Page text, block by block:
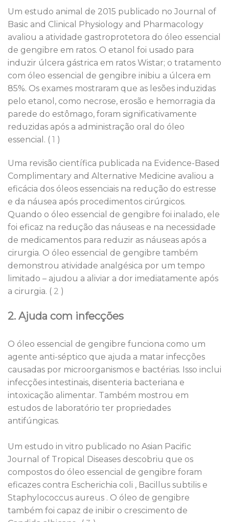
Um estudo animal de 2015 publicado no Journal of
Basic and Clinical Physiology and Pharmacology
avaliou a atividade gastroprotetora do óleo essencial
de gengibre em ratos. O etanol foi usado para
induzir úlcera gástrica em ratos Wistar; o tratamento
com óleo essencial de gengibre inibiu a úlcera em
85%. Os exames mostraram que as lesões induzidas
pelo etanol, como necrose, erosão e hemorragia da
parede do estômago, foram significativamente
reduzidas após a administração oral do óleo
essencial. ( 1 )
Uma revisão científica publicada na Evidence-Based
Complimentary and Alternative Medicine avaliou a
eficácia dos óleos essenciais na redução do estresse
e da náusea após procedimentos cirúrgicos.
Quando o óleo essencial de gengibre foi inalado, ele
foi eficaz na redução das náuseas e na necessidade
de medicamentos para reduzir as náuseas após a
cirurgia. O óleo essencial de gengibre também
demonstrou atividade analgésica por um tempo
limitado – ajudou a aliviar a dor imediatamente após
a cirurgia. ( 2 )
2. Ajuda com infecções
O óleo essencial de gengibre funciona como um
agente anti-séptico que ajuda a matar infecções
causadas por microorganismos e bactérias. Isso inclui
infecções intestinais, disenteria bacteriana e
intoxicação alimentar. Também mostrou em
estudos de laboratório ter propriedades
antifúngicas.
Um estudo in vitro publicado no Asian Pacific
Journal of Tropical Diseases descobriu que os
compostos do óleo essencial de gengibre foram
eficazes contra Escherichia coli , Bacillus subtilis e
Staphylococcus aureus . O óleo de gengibre
também foi capaz de inibir o crescimento de